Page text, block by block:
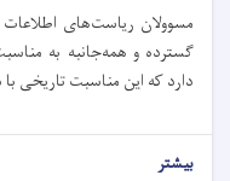
مسوولان ریاست‌های
دارد که این مناسبت تاریخی
بیشتر